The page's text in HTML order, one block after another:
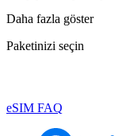
Daha fazla göster
Paketinizi seçin
eSIM FAQ